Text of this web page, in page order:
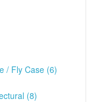
/ Fly Case (6)
(8)